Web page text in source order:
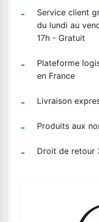
Service client
du lundi au
17h - Gratuit
Plateforme
en France
Livraison
Produits aux
Droit de retour